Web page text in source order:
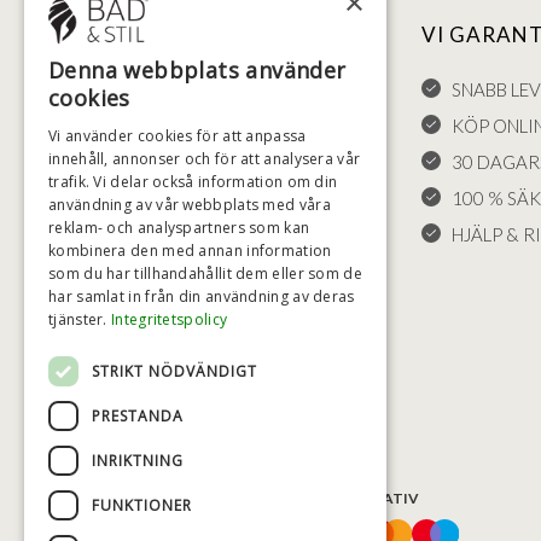
NYTTIGA LÄNKAR
FÖRSÄLJNINGSVILLKOR
LEVERANS OCH RETURER
ÅNGRÄTT
KLAGOMÅL
FRAKT
COOKIE-INSTÄLLNINGAR
VI
SNABB
KÖP
30
100 %
HJÄLP &
BETALNINGSALTERNATIV
Denna webbplats använder
cookies
Vi använder cookies för att anpassa
innehåll, annonser och för att analysera vår
trafik. Vi delar också information om din
användning av vår webbplats med våra
reklam- och analyspartners som kan
kombinera den med annan information
som du har tillhandahållit dem eller som de
har samlat in från din användning av deras
tjänster. Integritetspolicy
STRIKT NÖDVÄNDIGT
PRESTANDA
INRIKTNING
FUNKTIONER